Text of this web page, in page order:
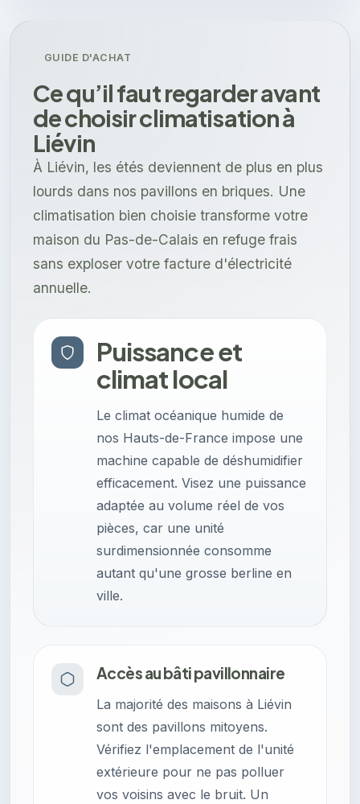
GUIDE D'ACHAT
Ce qu’il faut regarder avant
de choisir climatisation à
Liévin
À Liévin, les étés deviennent de plus en plus
lourds dans nos pavillons en briques. Une
climatisation bien choisie transforme votre
maison du Pas-de-Calais en refuge frais
sans exploser votre facture d'électricité
annuelle.
Puissance et
climat local
Le climat océanique humide de
nos Hauts-de-France impose une
machine capable de déshumidifier
efficacement. Visez une puissance
adaptée au volume réel de vos
pièces, car une unité
surdimensionnée consomme
autant qu'une grosse berline en
ville.
Accès au bâti pavillonnaire
La majorité des maisons à Liévin
sont des pavillons mitoyens.
Vérifiez l'emplacement de l'unité
extérieure pour ne pas polluer
vos voisins avec le bruit. Un